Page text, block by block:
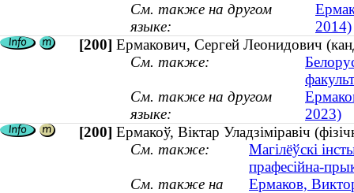
См. также на другом
языке:
2014)
[200] Ермакович, Сергей Леонидович
См. также:
См. также на другом
языке:
2023)
[200] Ермакоў, Віктар Уладзіміравіч
См. также:
Магілёўскі
прафесійна-
См. также на
Ермаков,